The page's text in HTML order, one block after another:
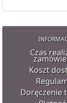
Czas
Koszt
Doręczenie